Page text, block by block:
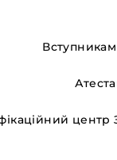
Вступникам